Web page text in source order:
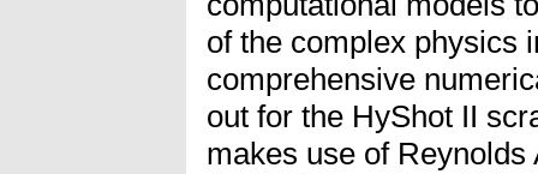
of the complex physics
comprehensive
out for the HyShot II
makes use of